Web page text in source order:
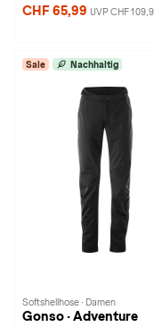
CHF 65,99 UVP CHF
Sale Nachhaltig
Softshellhose · Damen
Gonso · Adventure